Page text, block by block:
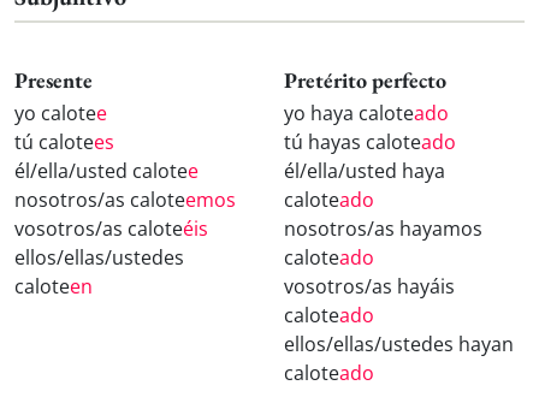
Presente
yo calotee
tú calotees
él/ella/usted calotee
nosotros/as caloteemos
vosotros/as caloteéis
ellos/ellas/ustedes
caloteen
Pretérito perfecto
yo haya caloteado
tú hayas caloteado
él/ella/usted haya
caloteado
nosotros/as hayamos
caloteado
vosotros/as hayáis
caloteado
ellos/ellas/ustedes hayan
caloteado